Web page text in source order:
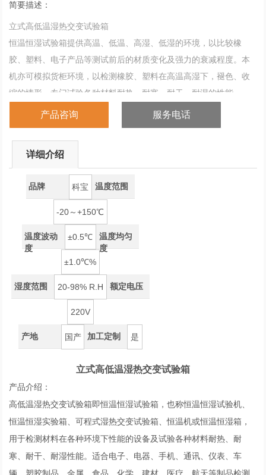
简要描述：
立式高低温湿热交变试验箱
恒温恒湿试验箱提供高温、低温、高湿、低湿的环境，以比较橡
胶、塑料、电子产品等测试前后的材质变化及强力的衰减程度。本
机亦可模拟货柜环境，以检测橡胶、塑料在高温高湿下，褪色、收
缩的情形，专门试验各种材料耐热、耐寒、耐干、耐湿的性能。
产品咨询 服务电话
详细介绍
品牌 科宝 温度范围
-20～+150℃
温度波动
度
±0.5℃
温度均匀
度
±1.0℃%
湿度范围 20-98% R.H 额定电压
220V
产地 国产 加工定制 是
立式高低温湿热交变试验箱
产品介绍：
高低温湿热交变试验箱即恒温恒湿试验箱，也称恒温恒湿试验机、
恒温恒湿实验箱、可程式湿热交变试验箱、恒温机或恒温恒湿箱，
用于检测材料在各种环境下性能的设备及试验各种材料耐热、耐
寒、耐干、耐湿性能。适合电子、电器、手机、通讯、仪表、车